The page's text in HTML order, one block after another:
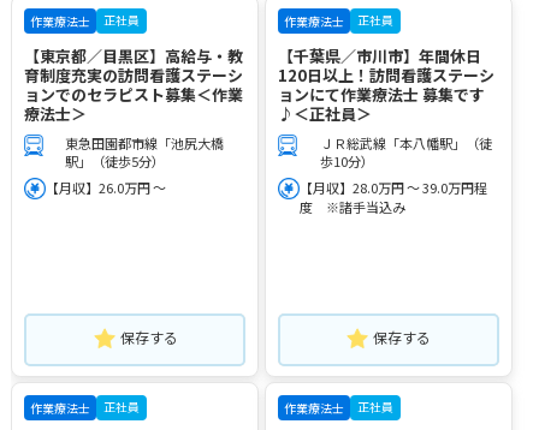
作業療法士 正社員
【東京都／目黒区】高給与・教
育制度充実の訪問看護ステーシ
ョンでのセラピスト募集＜作業
療法士＞
東急田園都市線「池尻大橋
駅」（徒歩5分）
【月収】26.0万円 ～
保存する
作業療法士 正社員
【千葉県／市川市】年間休日
120日以上！訪問看護ステーシ
ョンにて作業療法士 募集です
♪＜正社員＞
ＪＲ総武線「本八幡駅」（徒
歩10分）
【月収】28.0万円 ～ 39.0万円程
度 ※諸手当込み
保存する
作業療法士 正社員 作業療法士 正社員